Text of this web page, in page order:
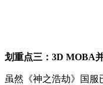
划重点三：3D MOBA
虽然《神之浩劫》国